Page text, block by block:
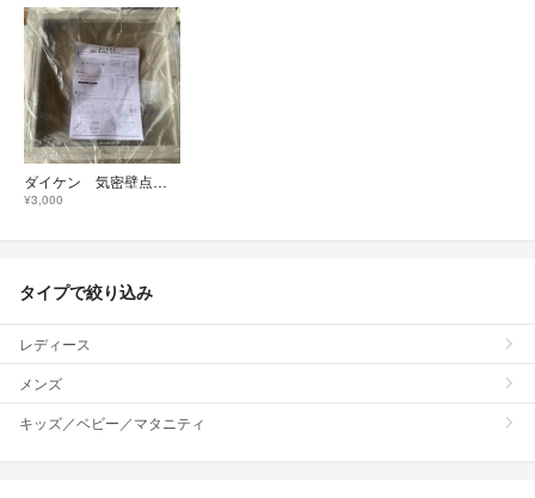
ダイケン 気密壁点検口 ホワイト450角
¥3,000
タイプで絞り込み
レディース
メンズ
キッズ／ベビー／マタニティ